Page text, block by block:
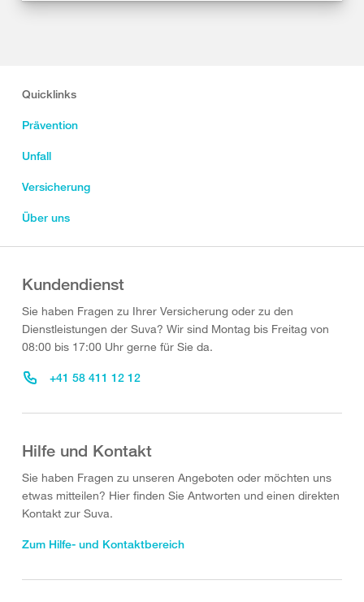
Quicklinks
Prävention
Unfall
Versicherung
Über uns
Kundendienst
Sie haben Fragen zu Ihrer Versicherung oder zu den
Dienstleistungen der Suva? Wir sind Montag bis Freitag von
08:00 bis 17:00 Uhr gerne für Sie da.
+41 58 411 12 12
Hilfe und Kontakt
Sie haben Fragen zu unseren Angeboten oder möchten uns
etwas mitteilen? Hier finden Sie Antworten und einen direkten
Kontakt zur Suva.
Zum Hilfe- und Kontaktbereich